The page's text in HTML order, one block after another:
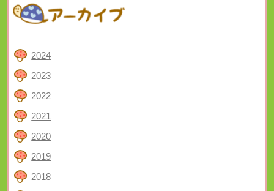
2024
2023
2022
2021
2020
2019
2018